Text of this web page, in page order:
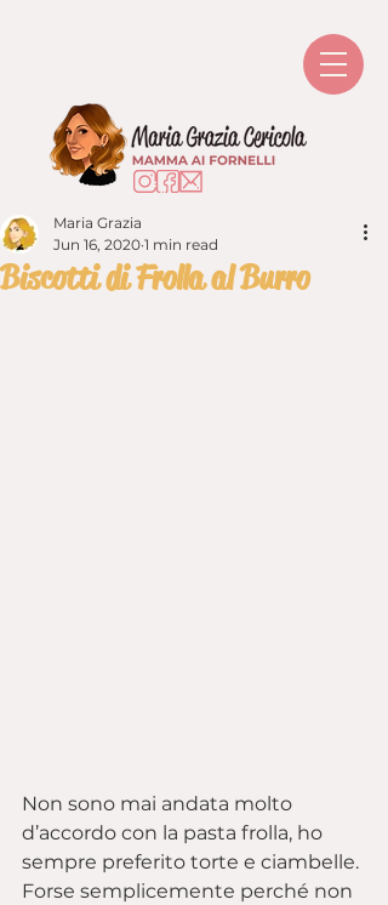
Biscotti di Frolla al Burro
Maria Grazia
Jun 16, 2020 1 min read
Non sono mai andata molto
d’accordo con la pasta frolla, ho
sempre preferito torte e ciambelle.
Forse semplicemente perché non